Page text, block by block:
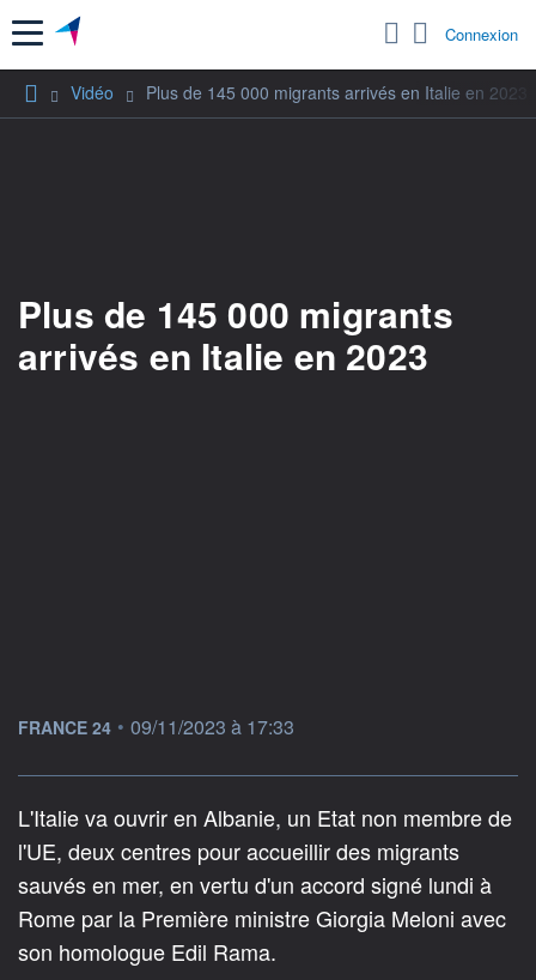
Menu Connexion
Vidéo Plus de 145 000 migrants arrivés en Italie en 2023
Plus de 145 000 migrants
arrivés en Italie en 2023
information fournie par
FRANCE 24 • 09/11/2023 à 17:33
L'Italie va ouvrir en Albanie, un Etat non membre de
l'UE, deux centres pour accueillir des migrants
sauvés en mer, en vertu d'un accord signé lundi à
Rome par la Première ministre Giorgia Meloni avec
son homologue Edil Rama.